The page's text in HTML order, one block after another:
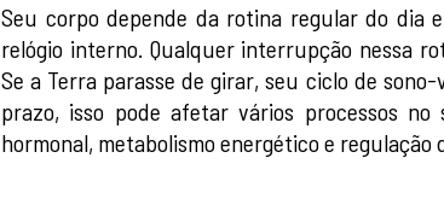
Seu corpo depende da rotina regular do dia
relógio interno. Qualquer interrupção nessa
Se a Terra parasse de girar, seu ciclo de
prazo, isso pode afetar vários processos no
hormonal, metabolismo energético e